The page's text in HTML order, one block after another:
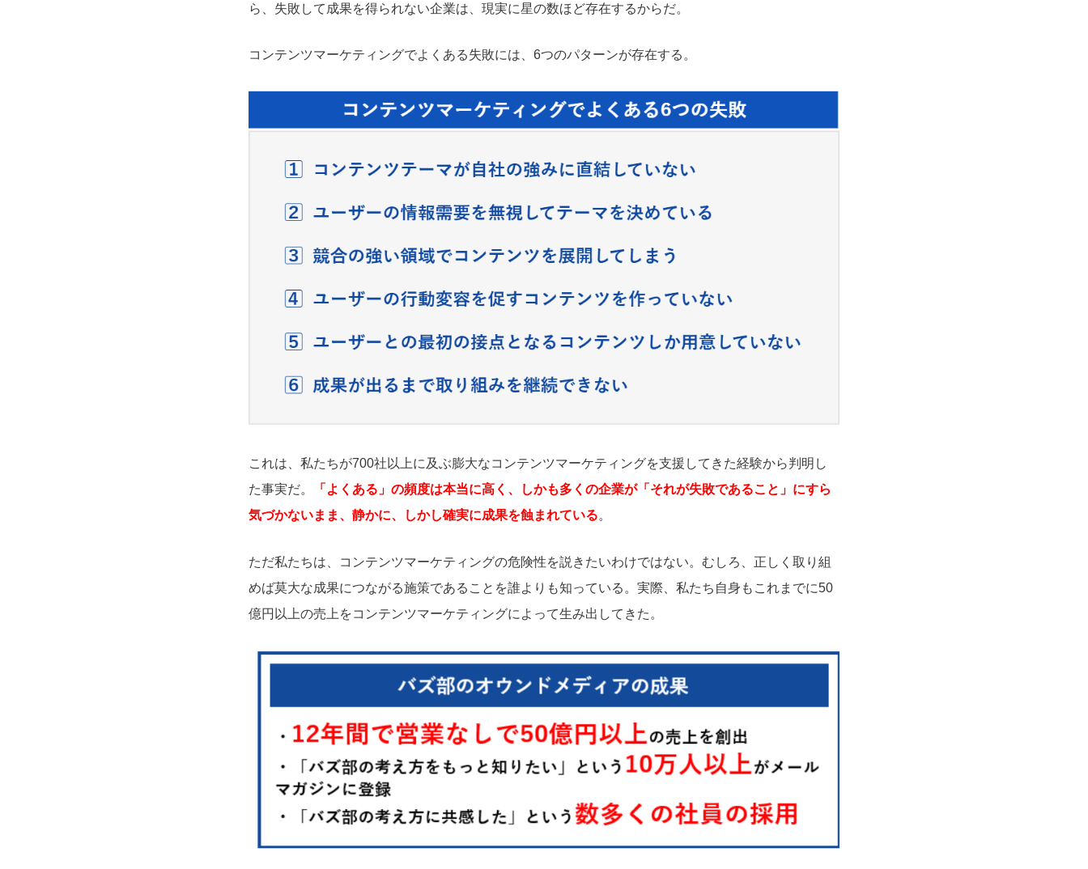
ら、失敗して成果を得られない企業は、現実に星の数ほど存在するからだ。
コンテンツマーケティングでよくある失敗には、6つのパターンが存在する。
これは、私たちが700社以上に及ぶ膨大なコンテンツマーケティングを支援してきた経験から判明し
た事実だ。
「よくある」の頻度は本当に高く、しかも多くの企業が「それが失敗であること」にすら
気づかないまま、静かに、しかし確実に成果を蝕まれている。
ただ私たちは、コンテンツマーケティングの危険性を説きたいわけではない。むしろ、正しく取り組
めば莫大な成果につながる施策であることを誰よりも知っている。実際、私たち自身もこれまでに50
億円以上の売上をコンテンツマーケティングによって生み出してきた。